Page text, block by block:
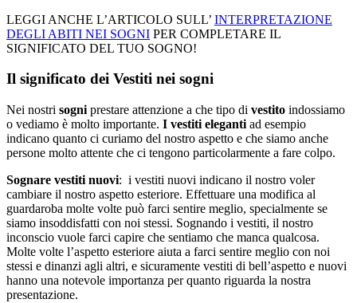
LEGGI ANCHE L’ARTICOLO SULL’ INTERPRETAZIONE
DEGLI ABITI NEI SOGNI PER COMPLETARE IL
SIGNIFICATO DEL TUO SOGNO!
Il significato dei Vestiti nei sogni
Nei nostri sogni prestare attenzione a che tipo di vestito indossiamo
o vediamo è molto importante. I vestiti eleganti ad esempio
indicano quanto ci curiamo del nostro aspetto e che siamo anche
persone molto attente che ci tengono particolarmente a fare colpo.
Sognare vestiti nuovi: i vestiti nuovi indicano il nostro voler
cambiare il nostro aspetto esteriore. Effettuare una modifica al
guardaroba molte volte può farci sentire meglio, specialmente se
siamo insoddisfatti con noi stessi. Sognando i vestiti, il nostro
inconscio vuole farci capire che sentiamo che manca qualcosa.
Molte volte l’aspetto esteriore aiuta a farci sentire meglio con noi
stessi e dinanzi agli altri, e sicuramente vestiti di bell’aspetto e nuovi
hanno una notevole importanza per quanto riguarda la nostra
presentazione.